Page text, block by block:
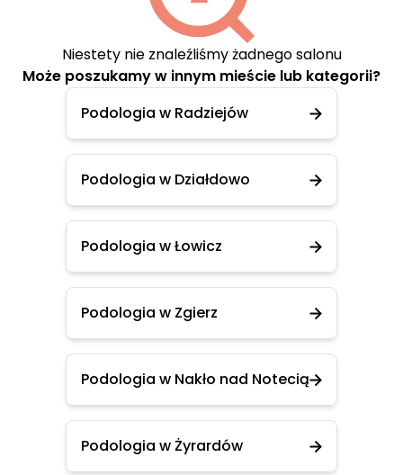
Niestety nie znaleźliśmy żadnego salonu
Może poszukamy w innym mieście lub kategorii?
Podologia w Radziejów
Podologia w Działdowo
Podologia w Łowicz
Podologia w Zgierz
Podologia w Nakło nad Notecią
Podologia w Żyrardów